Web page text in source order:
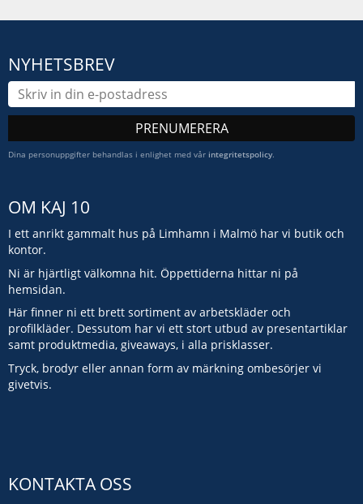
NYHETSBREV
PRENUMERERA
Dina personuppgifter behandlas i enlighet med vår integritetspolicy.
OM KAJ 10
I ett anrikt gammalt hus på Limhamn i Malmö har vi butik och
kontor.
Ni är hjärtligt välkomna hit. Öppettiderna hittar ni på
hemsidan.
Här finner ni ett brett sortiment av arbetskläder och
profilkläder. Dessutom har vi ett stort utbud av presentartiklar
samt produktmedia, giveaways, i alla prisklasser.
Tryck, brodyr eller annan form av märkning ombesörjer vi
givetvis.
KONTAKTA OSS